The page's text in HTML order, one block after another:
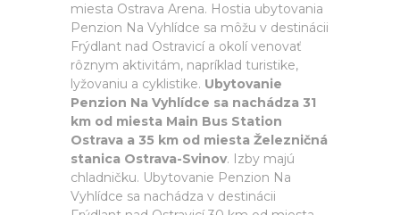
miesta Ostrava Arena. Hostia ubytovania
Penzion Na Vyhlídce sa môžu v destinácii
Frýdlant nad Ostravicí a okolí venovať
rôznym aktivitám, napríklad turistike,
lyžovaniu a cyklistike. Ubytovanie
Penzion Na Vyhlídce sa nachádza 31
km od miesta Main Bus Station
Ostrava a 35 km od miesta Železničná
stanica Ostrava-Svinov. Izby majú
chladničku. Ubytovanie Penzion Na
Vyhlídce sa nachádza v destinácii